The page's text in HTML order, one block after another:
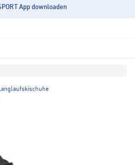
App downloaden